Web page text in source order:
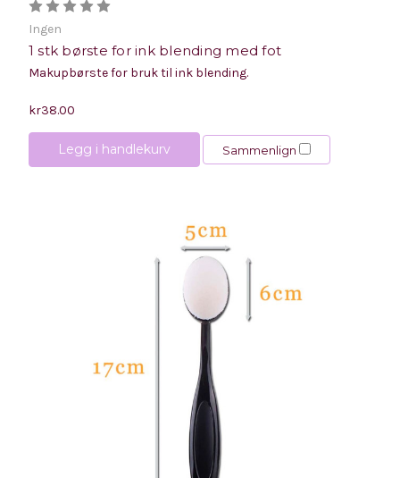
Ingen
1 stk børste for ink blending med fot
Makupbørste for bruk til ink blending.
kr38.00
Legg i handlekurv Sammenlign